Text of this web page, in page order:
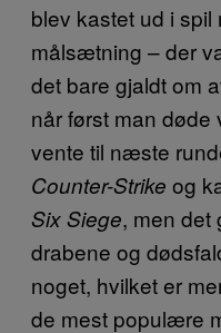
blev kastet ud i
målsætning – der
det bare gjaldt om
når først man døde
vente til næste
Counter-Strike og
Six Siege, men det
drabene og
noget, hvilket er
de mest populære